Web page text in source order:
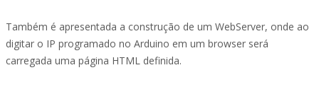
Também é apresentada a construção de um WebServer, onde ao
digitar o IP programado no Arduino em um browser será
carregada uma página HTML definida.